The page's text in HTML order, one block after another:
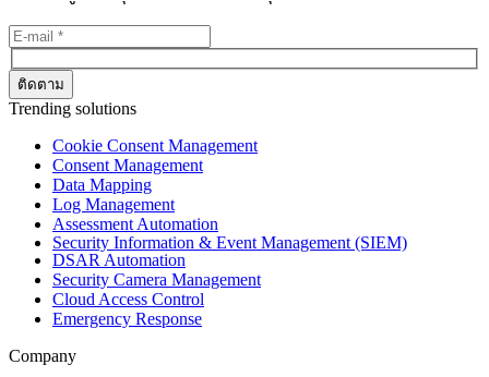
Trending solutions
Cookie Consent Management
Consent Management
Data Mapping
Log Management
Assessment Automation
Security Information & Event Management (SIEM)
DSAR Automation
Security Camera Management
Cloud Access Control
Emergency Response
Company